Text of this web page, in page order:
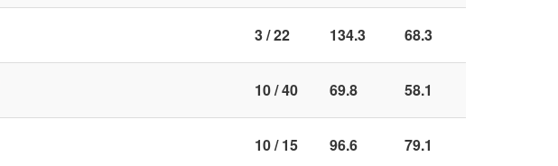
3 / 22 134.3 68.3
10 / 40 69.8 58.1
10 / 15 96.6 79.1